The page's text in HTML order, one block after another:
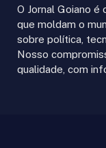
O Jornal Goiano é
que moldam o
sobre política,
Nosso
qualidade, com